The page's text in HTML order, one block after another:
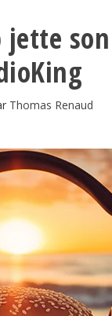
jette
Thomas Renaud